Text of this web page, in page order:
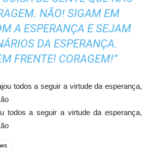
NÃO! SIGAM EM
A ESPERANÇA E SEJAM
DA ESPERANÇA.
FRENTE! CORAGEM!”
todos a seguir a virtude da esperança,